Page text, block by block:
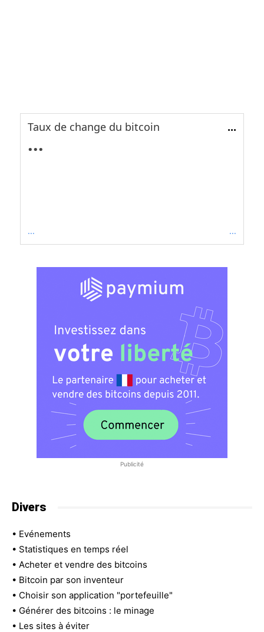
Taux de change du bitcoin ...
...
... ...
Publicité
Divers
• Evénements
• Statistiques en temps réel
• Acheter et vendre des bitcoins
• Bitcoin par son inventeur
• Choisir son application "portefeuille"
• Générer des bitcoins : le minage
• Les sites à éviter